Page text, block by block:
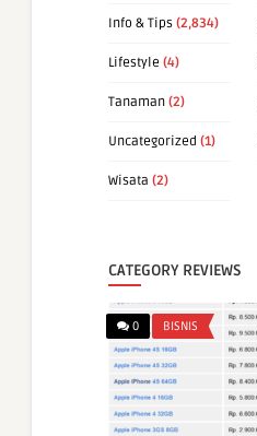
Info & Tips (2,834)
Lifestyle (4)
Tanaman (2)
Uncategorized (1)
Wisata (2)
CATEGORY REVIEWS
0 BISNIS